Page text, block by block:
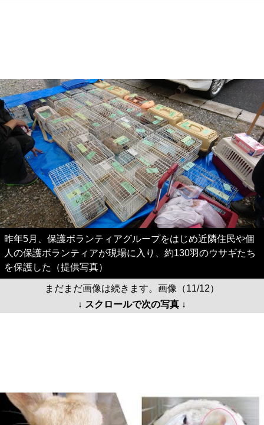
昨年5月、保護ボランティアグループをはじめ近隣住民や個
人の保護ボランティアが現場に入り、約130羽のウサギたち
を保護した（提供写真）
まだまだ画像は続きます。画像（11/12）
↓ スクロールで次の写真 ↓